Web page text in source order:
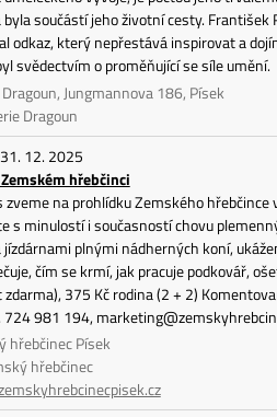
byla součástí jeho životní cesty.
odkaz, který nepřestává inspirovat a
svědectvím o proměňující se síle umění.
Dragoun, Jungmannova 186, Písek
Dragoun
12. 2025
hřebčinci
zveme na prohlídku Zemského
s minulostí i současností chovu
plnými nádherných koní,
čím se krmí, jak pracuje podkovář,
zdarma), 375 Kč rodina (2 + 2)
724 981 194,
hřebčinec Písek
hřebčinec